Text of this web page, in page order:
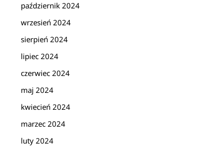
październik 2024
wrzesień 2024
sierpień 2024
lipiec 2024
czerwiec 2024
maj 2024
kwiecień 2024
marzec 2024
luty 2024